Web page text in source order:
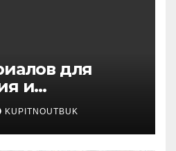
для
и
ногтей
KUPITNOUTBUK